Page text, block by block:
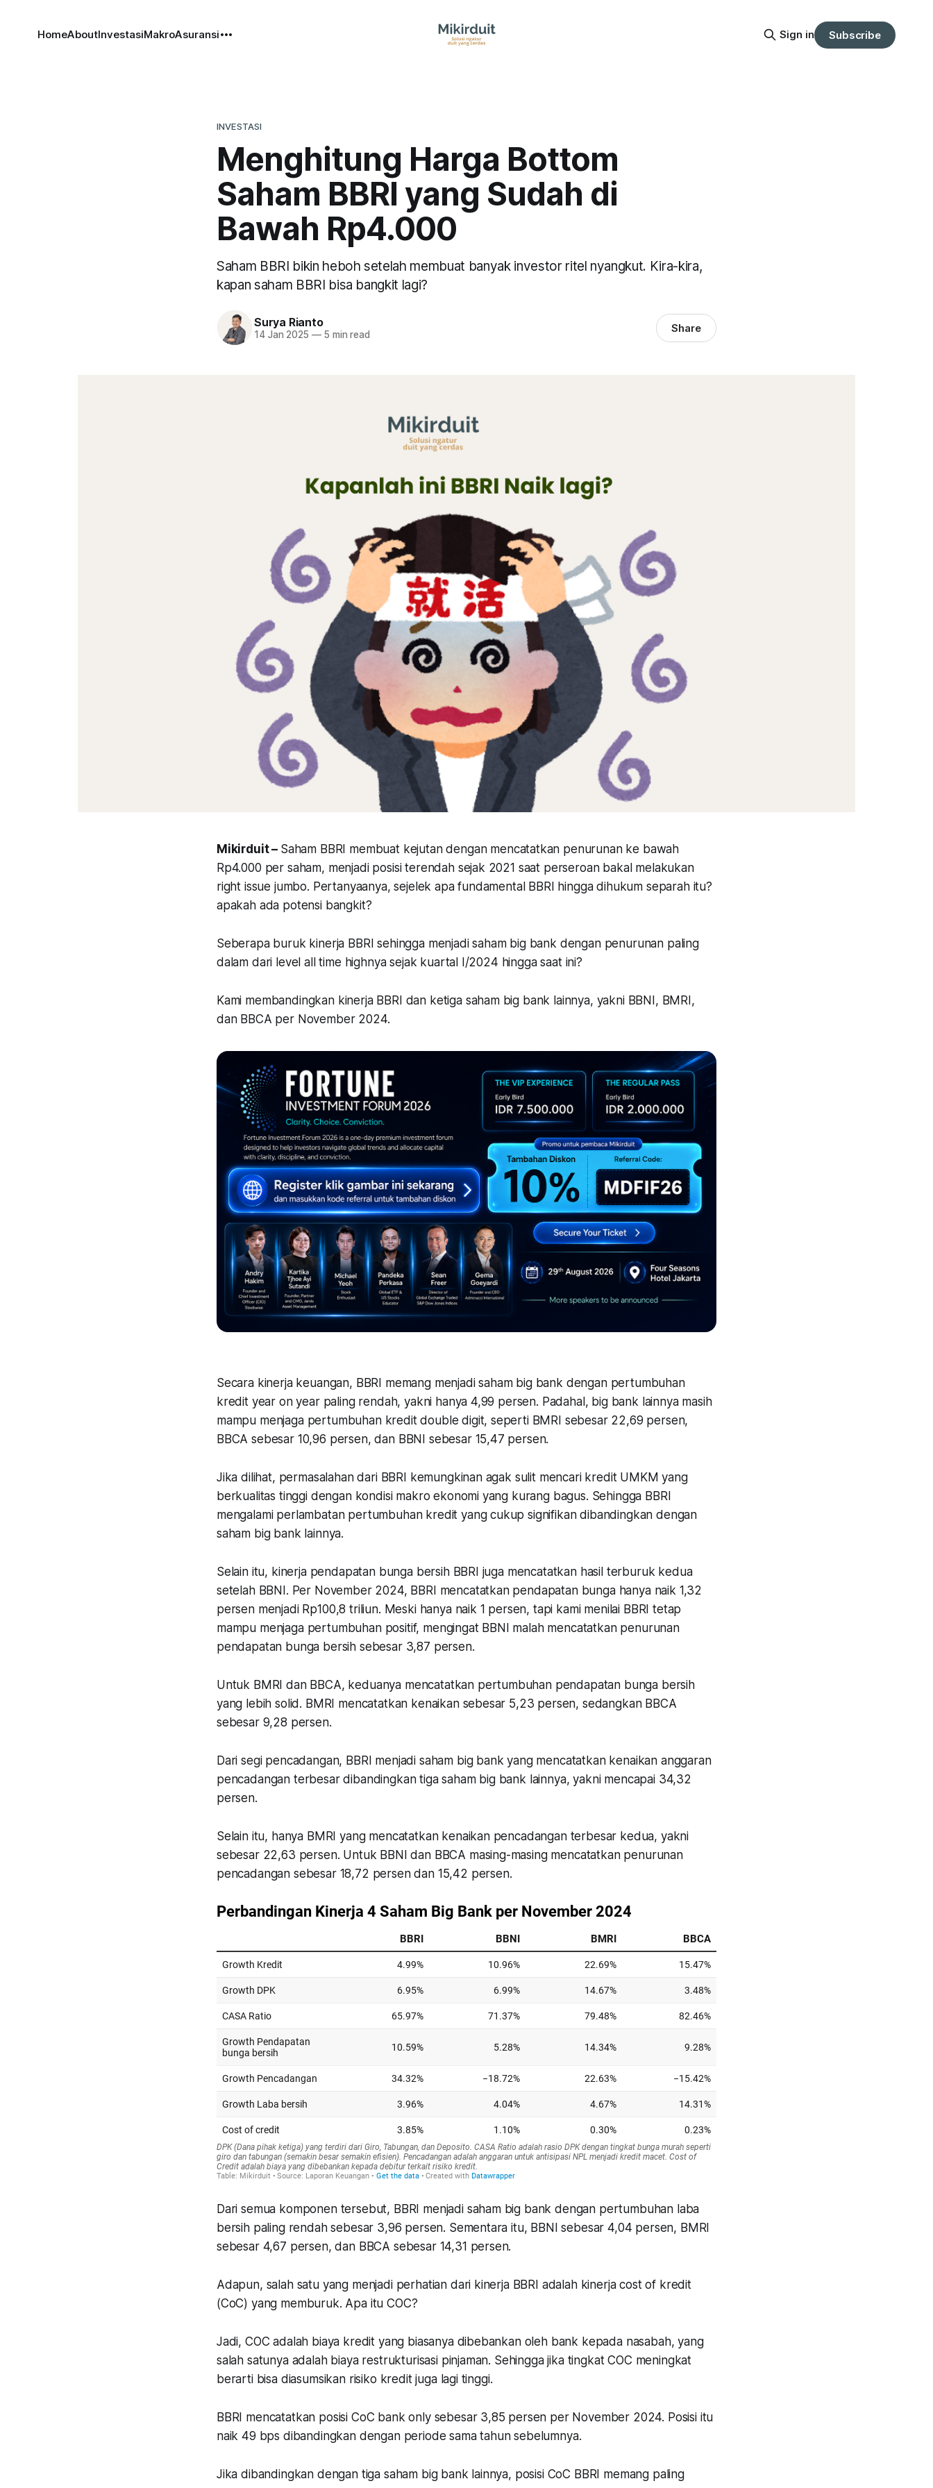
HomeAboutInvestasiMakroAsuransi Sign in Subscribe
INVESTASI
Menghitung Harga Bottom
Saham BBRI yang Sudah di
Bawah Rp4.000
Saham BBRI bikin heboh setelah membuat banyak investor ritel nyangkut. Kira-kira,
kapan saham BBRI bisa bangkit lagi?
Surya Rianto
14 Jan 2025 —5 min read Share
Mikirduit – Saham BBRI membuat kejutan dengan mencatatkan penurunan ke bawah
Rp4.000 per saham, menjadi posisi terendah sejak 2021 saat perseroan bakal melakukan
right issue jumbo. Pertanyaanya, sejelek apa fundamental BBRI hingga dihukum separah itu?
apakah ada potensi bangkit?
Seberapa buruk kinerja BBRI sehingga menjadi saham big bank dengan penurunan paling
dalam dari level all time highnya sejak kuartal I/2024 hingga saat ini?
Kami membandingkan kinerja BBRI dan ketiga saham big bank lainnya, yakni BBNI, BMRI,
dan BBCA per November 2024.
Secara kinerja keuangan, BBRI memang menjadi saham big bank dengan pertumbuhan
kredit year on year paling rendah, yakni hanya 4,99 persen. Padahal, big bank lainnya masih
mampu menjaga pertumbuhan kredit double digit, seperti BMRI sebesar 22,69 persen,
BBCA sebesar 10,96 persen, dan BBNI sebesar 15,47 persen.
Jika dilihat, permasalahan dari BBRI kemungkinan agak sulit mencari kredit UMKM yang
berkualitas tinggi dengan kondisi makro ekonomi yang kurang bagus. Sehingga BBRI
mengalami perlambatan pertumbuhan kredit yang cukup signifikan dibandingkan dengan
saham big bank lainnya.
Selain itu, kinerja pendapatan bunga bersih BBRI juga mencatatkan hasil terburuk kedua
setelah BBNI. Per November 2024, BBRI mencatatkan pendapatan bunga hanya naik 1,32
persen menjadi Rp100,8 triliun. Meski hanya naik 1 persen, tapi kami menilai BBRI tetap
mampu menjaga pertumbuhan positif, mengingat BBNI malah mencatatkan penurunan
pendapatan bunga bersih sebesar 3,87 persen.
Untuk BMRI dan BBCA, keduanya mencatatkan pertumbuhan pendapatan bunga bersih
yang lebih solid. BMRI mencatatkan kenaikan sebesar 5,23 persen, sedangkan BBCA
sebesar 9,28 persen.
Dari segi pencadangan, BBRI menjadi saham big bank yang mencatatkan kenaikan anggaran
pencadangan terbesar dibandingkan tiga saham big bank lainnya, yakni mencapai 34,32
persen.
Selain itu, hanya BMRI yang mencatatkan kenaikan pencadangan terbesar kedua, yakni
sebesar 22,63 persen. Untuk BBNI dan BBCA masing-masing mencatatkan penurunan
pencadangan sebesar 18,72 persen dan 15,42 persen.
Dari semua komponen tersebut, BBRI menjadi saham big bank dengan pertumbuhan laba
bersih paling rendah sebesar 3,96 persen. Sementara itu, BBNI sebesar 4,04 persen, BMRI
sebesar 4,67 persen, dan BBCA sebesar 14,31 persen.
Adapun, salah satu yang menjadi perhatian dari kinerja BBRI adalah kinerja cost of kredit
(CoC) yang memburuk. Apa itu COC?
Jadi, COC adalah biaya kredit yang biasanya dibebankan oleh bank kepada nasabah, yang
salah satunya adalah biaya restrukturisasi pinjaman. Sehingga jika tingkat COC meningkat
berarti bisa diasumsikan risiko kredit juga lagi tinggi.
BBRI mencatatkan posisi CoC bank only sebesar 3,85 persen per November 2024. Posisi itu
naik 49 bps dibandingkan dengan periode sama tahun sebelumnya.
Jika dibandingkan dengan tiga saham big bank lainnya, posisi CoC BBRI memang paling